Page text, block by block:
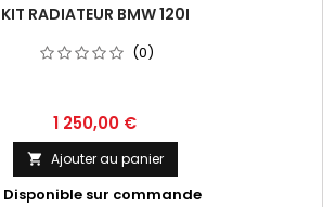
KIT RADIATEUR BMW 120I
(0)
Prix
1 250,00 €
 Ajouter au panier
Disponible sur commande